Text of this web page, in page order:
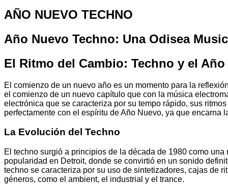
AÑO NUEVO TECHNO
Año Nuevo Techno: Una Odisea
El Ritmo del Cambio: Techno y el Año
El comienzo de un nuevo año es un momento para la
el comienzo de un nuevo capítulo que con la música
electrónica que se caracteriza por su tempo rápido, sus
perfectamente con el espíritu de Año Nuevo, ya que encarna
La Evolución del Techno
El techno surgió a principios de la década de 1980 como
popularidad en Detroit, donde se convirtió en un sonido
techno se caracteriza por su uso de sintetizadores, cajas de
géneros, como el ambient, el industrial y el trance.